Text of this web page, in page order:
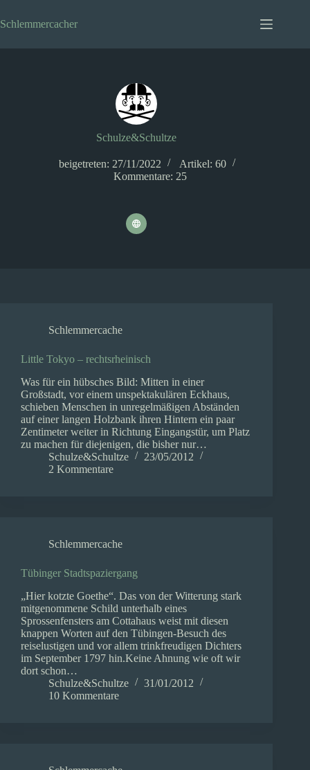
Inhalt
springen
Schlemmercacher
Schulze&Schultze
beigetreten: 27/11/2022
Artikel: 60
Kommentare: 25
Schlemmercache
Little Tokyo – rechtsrheinisch
Was für ein hübsches Bild: Mitten in einer
Großstadt, vor einem unspektakulären Eckhaus,
schieben Menschen in unregelmäßigen Abständen
auf einer langen Holzbank ihren Hintern ein paar
Zentimeter weiter in Richtung Eingangstür, um Platz
zu machen für diejenigen, die bisher nur…
Schulze&Schultze
23/05/2012
2 Kommentare
Schlemmercache
Tübinger Stadtspaziergang
„Hier kotzte Goethe“. Das von der Witterung stark
mitgenommene Schild unterhalb eines
Sprossenfensters am Cottahaus weist mit diesen
knappen Worten auf den Tübingen-Besuch des
reiselustigen und vor allem trinkfreudigen Dichters
im September 1797 hin.Keine Ahnung wie oft wir
dort schon…
Schulze&Schultze
31/01/2012
10 Kommentare